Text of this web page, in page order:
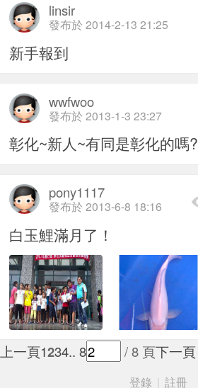
linsir
發布於 2014-2-13 21:25
新手報到
wwfwoo
發布於 2013-1-3 23:27
彰化~新人~有同是彰化的嗎?
pony1117
發布於 2013-6-8 18:16
白玉鯉滿月了！
上一頁1234.. 8 / 8 頁下一頁
登錄 註冊